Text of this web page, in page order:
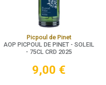
Picpoul de Pinet
AOP PICPOUL DE PINET - SOLEIL
- 75CL CRD 2025
9,00 €